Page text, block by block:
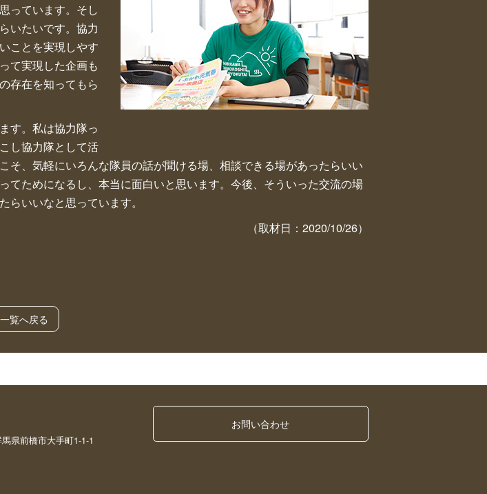
っています。そし
いたいです。協力
ことを実現しやす
て実現した企画も
存在を知ってもら
す。私は協力隊っ
し協力隊として活
、気軽にいろんな隊員の話が聞ける場、相談できる場があったらいい
ためになるし、本当に面白いと思います。今後、そういった交流の場
いいなと思っています。
（取材日：2020/10/26）
一覧へ戻る
県前橋市大手町1-1-1
お問い合わせ